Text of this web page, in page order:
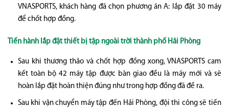
VNASPORTS, khách hàng đã chọn phương án A: lắp đặt 30 máy
để chốt hợp đồng.
Tiến hành lắp đặt thiết bị tập ngoài trời thành phố Hải Phòng
Sau khi thương thảo và chốt hợp đồng xong, VNASPORTS cam
kết toàn bộ 42 máy tập được bàn giao đều là máy mới và sẽ
hoàn lắp đặt hoàn thiện đúng như trong hợp đồng đã đề ra.
Sau khi vận chuyển máy tập đến Hải Phòng, đội thi công sẽ tiến